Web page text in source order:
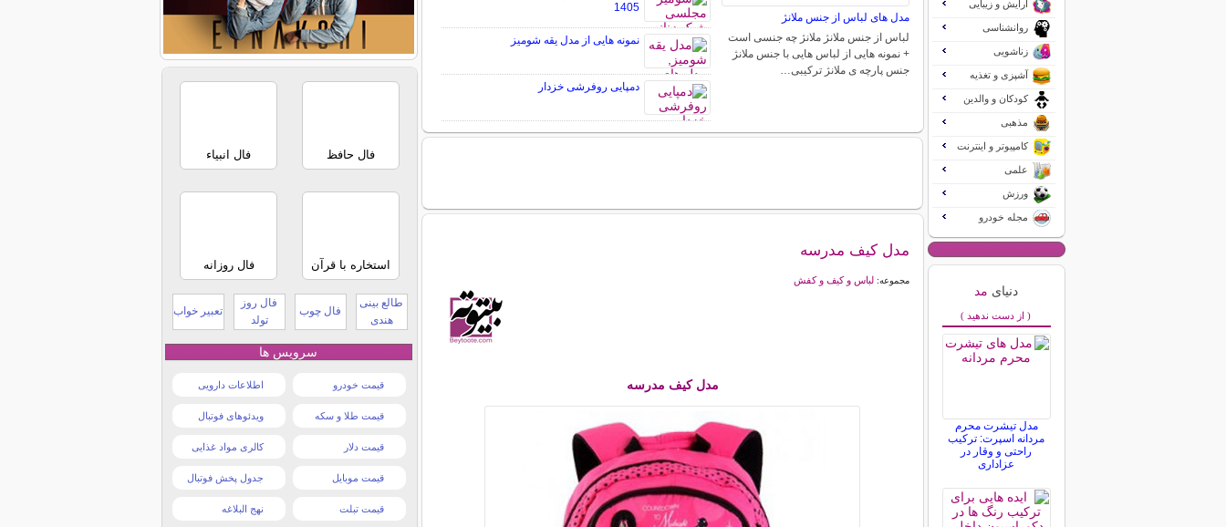
مدل های لباس از جنس ملانژ
لباس از جنس ملانژ ملانژ چه جنسی است
+ نمونه هایی از لباس هایی با جنس ملانژ
جنس پارچه ی ملانژ ترکیبی…
1405
نمونه هایی از مدل یقه شومیز
دمپایی روفرشی خزدار
مدل کیف مدرسه
مجموعه: لباس و کیف و کفش
مدل کیف مدرسه
آرایش و زیبایی
روانشناسی
زناشویی
آشپزی و تغذیه
کودکان و والدین
مذهبی
کامپیوتر و اینترنت
علمی
ورزش
مجله خودرو
دنیای مد
( از دست ندهید )
مدل تیشرت محرم
مردانه اسپرت: ترکیب
راحتی و وقار در
عزاداری
فال حافظ فال انبیاء
استخاره با قرآن فال روزانه
طالع بینی
هندی
فال چوب
فال روز
تولد
تعبیر خواب
سرویس ها
قیمت خودرو اطلاعات دارویی
قیمت طلا و سکه ویدئوهای فوتبال
قیمت دلار کالری مواد غذایی
قیمت موبایل جدول پخش فوتبال
قیمت تبلت نهج البلاغه